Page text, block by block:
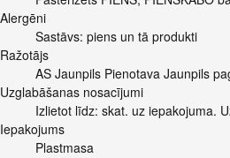
Alergēni
Sastāvs: piens un tā produkti
Ražotājs
AS Jaunpils Pienotava Jaunpils
Uzglabāšanas nosacījumi
Izlietot līdz: skat. uz iepakojuma.
Iepakojums
Plastmasa